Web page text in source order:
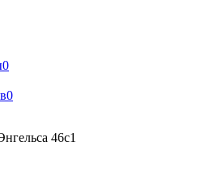
0
0
46с1